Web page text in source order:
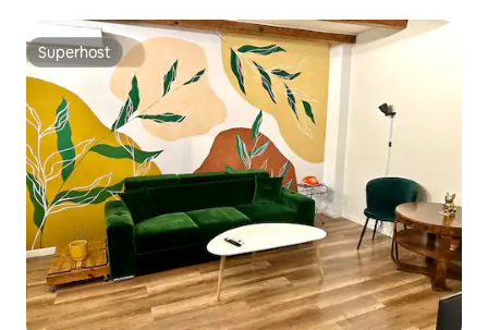
Superhost
Superhost